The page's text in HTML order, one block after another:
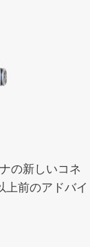
の新しいコネ
上前のアドバイ